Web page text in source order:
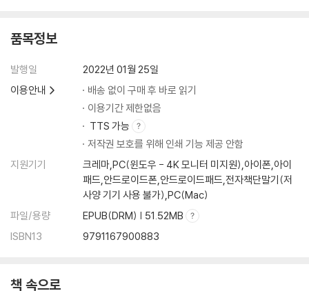
품목정보
발행일
2022년 01월 25일
이용안내
배송 없이 구매 후 바로 읽기
이용기간 제한없음
TTS 가능
저작권 보호를 위해 인쇄 기능 제공 안함
지원기기
크레마,PC(윈도우 - 4K 모니터 미지원),아이폰,아이
패드,안드로이드폰,안드로이드패드,전자책단말기(저
사양 기기 사용 불가),PC(Mac)
파일/용량
EPUB(DRM) | 51.52MB
ISBN13
9791167900883
책 속으로